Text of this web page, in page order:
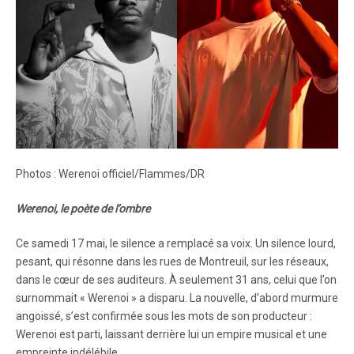
Photos : Werenoi officiel/Flammes/DR
Werenoi, le poète de l’ombre
Ce samedi 17 mai, le silence a remplacé sa voix. Un silence lourd,
pesant, qui résonne dans les rues de Montreuil, sur les réseaux,
dans le cœur de ses auditeurs. À seulement 31 ans, celui que l’on
surnommait « Werenoi » a disparu. La nouvelle, d’abord murmure
angoissé, s’est confirmée sous les mots de son producteur :
Werenoi est parti, laissant derrière lui un empire musical et une